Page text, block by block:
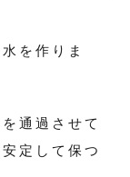
を作りま
通過させて
定して保つ